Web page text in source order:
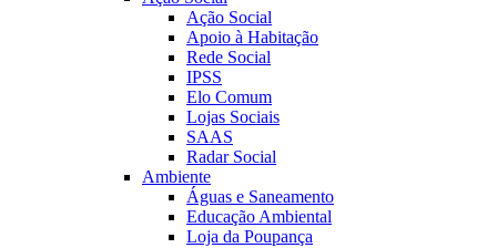
Ação Social
Apoio à Habitação
Rede Social
IPSS
Elo Comum
Lojas Sociais
SAAS
Radar Social
Ambiente
Águas e Saneamento
Educação Ambiental
Loja da Poupança